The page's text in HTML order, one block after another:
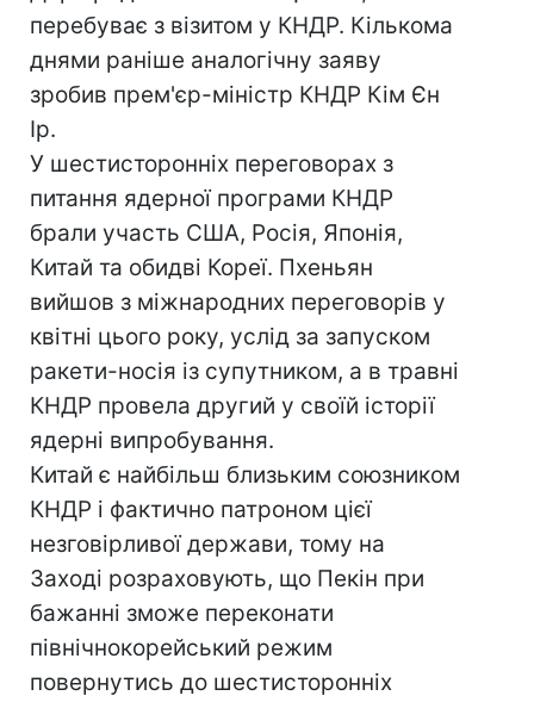
перебуває з візитом у КНДР. Кількома
днями раніше аналогічну заяву
зробив прем'єр-міністр КНДР Кім Єн
Ір.
У шестисторонніх переговорах з
питання ядерної програми КНДР
брали участь США, Росія, Японія,
Китай та обидві Кореї. Пхеньян
вийшов з міжнародних переговорів у
квітні цього року, услід за запуском
ракети-носія із супутником, а в травні
КНДР провела другий у своїй історії
ядерні випробування.
Китай є найбільш близьким союзником
КНДР і фактично патроном цієї
незговірливої держави, тому на
Заході розраховують, що Пекін при
бажанні зможе переконати
північнокорейський режим
повернутись до шестисторонніх